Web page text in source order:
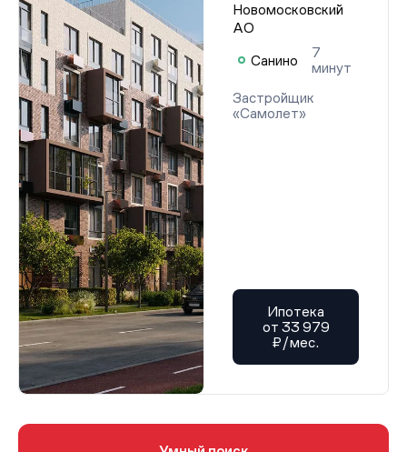
Новомосковский
АО
Санино
7
минут
Застройщик
«Самолет»
Ипотека
от 33 979
₽/мес.